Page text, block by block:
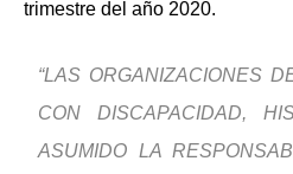
trimestre del año 2020.
“LAS ORGANIZACIONES
CON DISCAPACIDAD,
ASUMIDO LA